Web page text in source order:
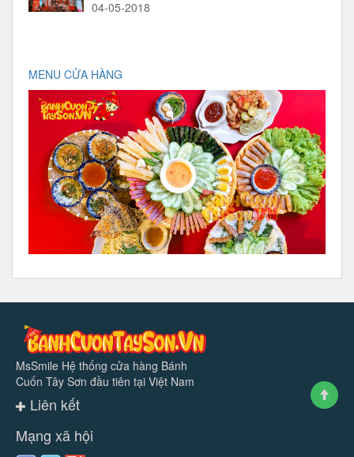
04-05-2018
MENU CỬA HÀNG
MsSmile Hệ thống cửa hàng Bánh
Cuốn Tây Sơn đầu tiên tại Việt Nam
Liên kết
Mạng xã hội